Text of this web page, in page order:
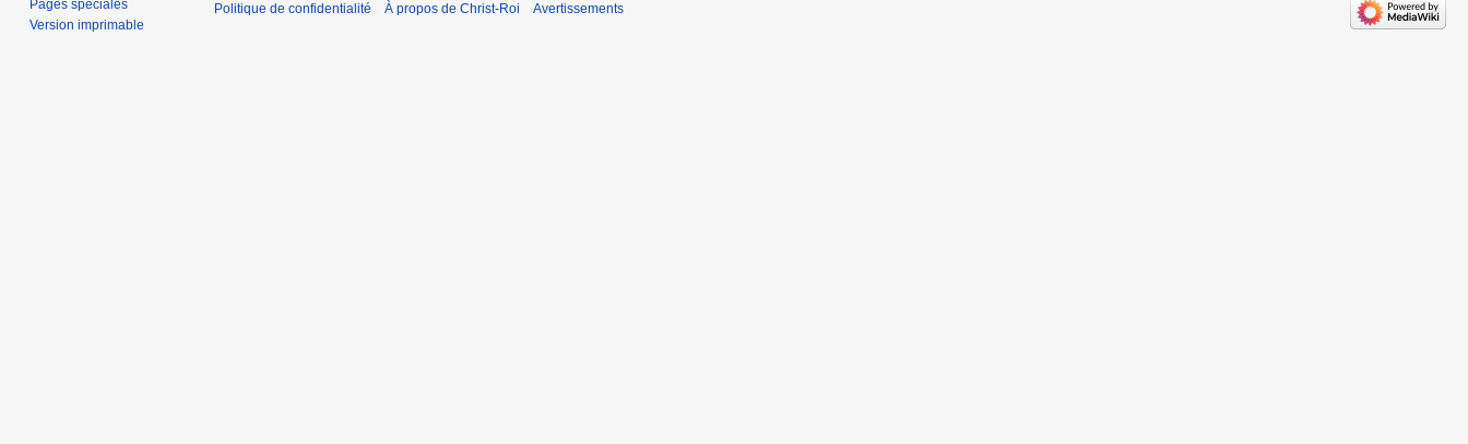
Pages spéciales
Version imprimable
Politique de confidentialité À propos de Christ-Roi Avertissements